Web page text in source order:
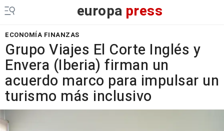
europa press
ECONOMÍA FINANZAS
Grupo Viajes El Corte Inglés y
Envera (Iberia) firman un
acuerdo marco para impulsar un
turismo más inclusivo